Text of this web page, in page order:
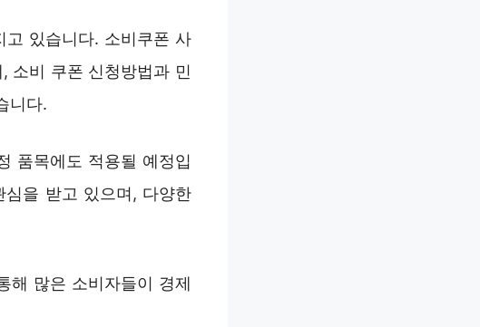
고 있습니다. 소비쿠폰 사
소비 쿠폰 신청방법과 민
니다.
품목에도 적용될 예정입
을 받고 있으며, 다양한
해 많은 소비자들이 경제